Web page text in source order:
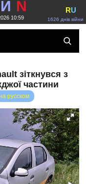
N
10:59 1626 днів війни
RU
зіткнувся з
частини
русском